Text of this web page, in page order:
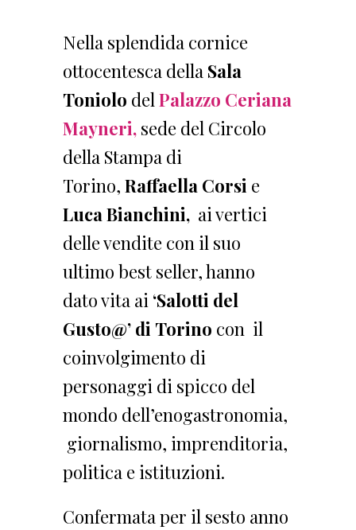
Nella splendida cornice
ottocentesca della Sala
Toniolo delPalazzo Ceriana
Mayneri, sede del Circolo
della Stampa di
Torino, Raffaella Corsi e
Luca Bianchini, ai vertici
delle vendite con il suo
ultimo best seller, hanno
dato vita ai ‘Salotti del
Gusto@’ di Torino con il
coinvolgimento di
personaggi di spicco del
mondo dell’enogastronomia,
giornalismo, imprenditoria,
politica e istituzioni.
Confermata per il sesto anno